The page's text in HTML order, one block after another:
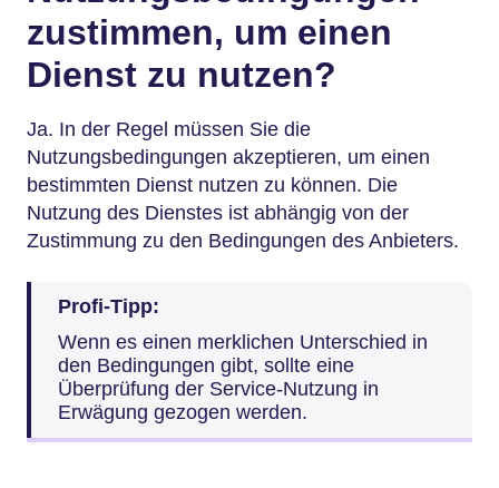
zustimmen, um einen
Dienst zu nutzen?
Ja. In der Regel müssen Sie die
Nutzungsbedingungen akzeptieren, um einen
bestimmten Dienst nutzen zu können. Die
Nutzung des Dienstes ist abhängig von der
Zustimmung zu den Bedingungen des Anbieters.
Profi-Tipp:
Wenn es einen merklichen Unterschied in
den Bedingungen gibt, sollte eine
Überprüfung der Service-Nutzung in
Erwägung gezogen werden.